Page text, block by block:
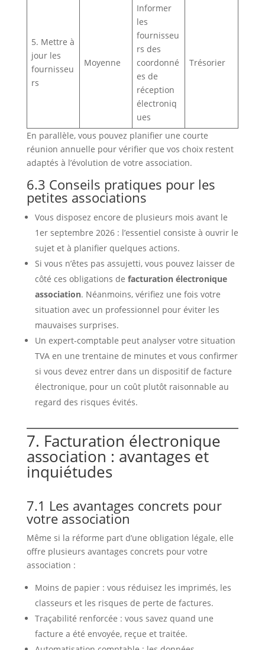
5. Mettre à
jour les
fournisseu
rs
Moyenne
Informer
les
fournisseu
rs des
coordonné
es de
réception
électroniq
ues
Trésorier
En parallèle, vous pouvez planifier une courte
réunion annuelle pour vérifier que vos choix restent
adaptés à l’évolution de votre association.
6.3 Conseils pratiques pour les
petites associations
Vous disposez encore de plusieurs mois avant le
1er septembre 2026 : l’essentiel consiste à ouvrir le
sujet et à planifier quelques actions.
Si vous n’êtes pas assujetti, vous pouvez laisser de
côté ces obligations de facturation électronique
association. Néanmoins, vérifiez une fois votre
situation avec un professionnel pour éviter les
mauvaises surprises.
Un expert‑comptable peut analyser votre situation
TVA en une trentaine de minutes et vous confirmer
si vous devez entrer dans un dispositif de facture
électronique, pour un coût plutôt raisonnable au
regard des risques évités.
7. Facturation électronique
association : avantages et
inquiétudes
7.1 Les avantages concrets pour
votre association
Même si la réforme part d’une obligation légale, elle
offre plusieurs avantages concrets pour votre
association :
Moins de papier : vous réduisez les imprimés, les
classeurs et les risques de perte de factures.
Traçabilité renforcée : vous savez quand une
facture a été envoyée, reçue et traitée.